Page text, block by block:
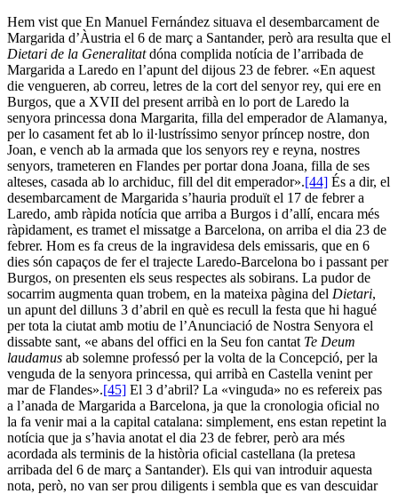
Hem vist que En Manuel Fernández situava el desembarcament de
Margarida d’Àustria el 6 de març a Santander, però ara resulta que el
Dietari de la Generalitatdóna complida notícia de l’arribada de
Margarida a Laredo en l’apunt del dijous 23 de febrer. «En aquest
die vengueren, ab correu, letres de la cort del senyor rey, qui ere en
Burgos, que a XVII del present arribà en lo port de Laredo la
senyora princessa dona Margarita, filla del emperador de Alamanya,
per lo casament fet ab lo il·lustríssimo senyor príncep nostre, don
Joan, e vench ab la armada que los senyors rey e reyna, nostres
senyors, trameteren en Flandes per portar dona Joana, filla de ses
alteses, casada ab lo archiduc, fill del dit emperador».[44] És a dir, el
desembarcament de Margarida s’hauria produït el 17 de febrer a
Laredo, amb ràpida notícia que arriba a Burgos i d’allí, encara més
ràpidament, es tramet el missatge a Barcelona, on arriba el dia 23 de
febrer. Hom es fa creus de la ingravidesa dels emissaris, que en 6
dies són capaços de fer el trajecte Laredo-Barcelona bo i passant per
Burgos, on presenten els seus respectes als sobirans. La pudor de
socarrim augmenta quan trobem, en la mateixa pàgina del Dietari,
un apunt del dilluns 3 d’abril en què es recull la festa que hi hagué
per tota la ciutat amb motiu de l’Anunciació de Nostra Senyora el
dissabte sant, «e abans del offici en la Seu fon cantat Te Deum
laudamus ab solemne professó per la volta de la Concepció, per la
venguda de la senyora princessa, qui arribà en Castella venint per
mar de Flandes».[45] El 3 d’abril? La «vinguda» no es refereix pas
a l’anada de Margarida a Barcelona, ja que la cronologia oficial no
la fa venir mai a la capital catalana: simplement, ens estan repetint la
notícia que ja s’havia anotat el dia 23 de febrer, però ara més
acordada als terminis de la història oficial castellana (la pretesa
arribada del 6 de març a Santander). Els qui van introduir aquesta
nota, però, no van ser prou diligents i sembla que es van descuidar